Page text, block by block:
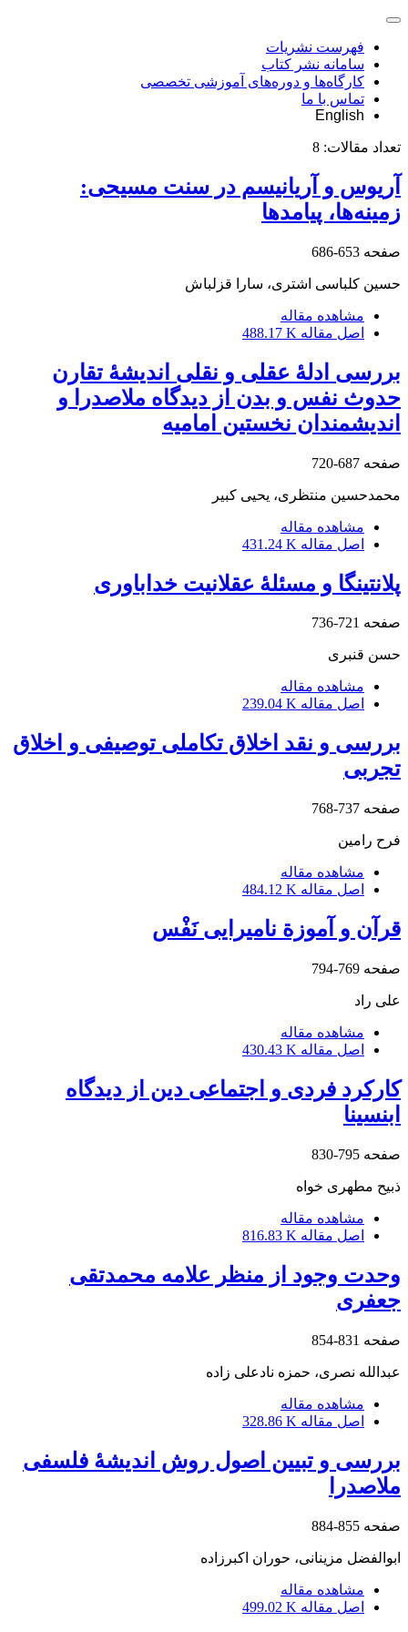
فهرست نشریات
سامانه نشر کتاب
کارگاه‌ها و دوره‌های آموزشی تخصصی
تماس با ما
English
تعداد مقالات: 8
آریوس و آریانیسم در سنت مسیحی:
زمینه‌ها، پیامدها
صفحه 653-686
حسین کلباسی اشتری، سارا قزلباش
مشاهده مقاله
اصل مقاله 488.17 K
بررسی ادلۀ عقلی و نقلی اندیشۀ تقارن
حدوث نفس و بدن از دیدگاه ملاصدرا و
اندیشمندان نخستین امامیه
صفحه 687-720
محمدحسین منتظری، یحیی کبیر
مشاهده مقاله
اصل مقاله 431.24 K
پلانتینگا و مسئلۀ عقلانیت خداباوری
صفحه 721-736
حسن قنبری
مشاهده مقاله
اصل مقاله 239.04 K
بررسی و نقد اخلاق تکاملی توصیفی و اخلاق
تجربی
صفحه 737-768
فرح رامین
مشاهده مقاله
اصل مقاله 484.12 K
قرآن و آموزة نامیرایی نَفْس
صفحه 769-794
علی راد
مشاهده مقاله
اصل مقاله 430.43 K
کارکرد فردی و اجتماعی دین از دیدگاه
ابنسینا
صفحه 795-830
ذبیح مطهری خواه
مشاهده مقاله
اصل مقاله 816.83 K
وحدت وجود از منظر علامه محمدتقی
جعفری
صفحه 831-854
عبدالله نصری، حمزه نادعلی زاده
مشاهده مقاله
اصل مقاله 328.86 K
بررسی و تبیین اصول روش اندیشۀ فلسفی
ملاصدرا
صفحه 855-884
ابوالفضل مزینانی، حوران اکبرزاده
مشاهده مقاله
اصل مقاله 499.02 K